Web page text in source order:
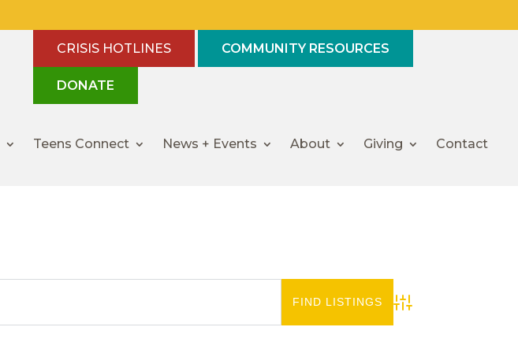
CRISIS HOTLINES COMMUNITY RESOURCES
DONATE
Teens Connect News + Events About Giving Contact
Advanced Search